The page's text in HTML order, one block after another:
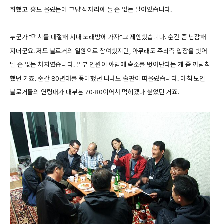
취했고, 흥도 올랐는데 그냥 잠자리에 들 순 없는 일이었습니다.
누군가 "택시를 대절해 시내 노래방에 가자"고 제안했습니다. 순간 좀 난감해
지더군요. 저도 블로거의 일원으로 참여했지만, 아무래도 주최측 입장을 벗어
날 순 없는 처지였습니다. 일부 인원이 야밤에 숙소를 벗어난다는 게 좀 꺼림칙
했던 거죠. 순간 80년대를 풍미했던 니나노 술판이 떠올랐습니다. 마침 모인
블로거들의 연령대가 대부분 70·80이어서 먹히겠다 싶었던 거죠.